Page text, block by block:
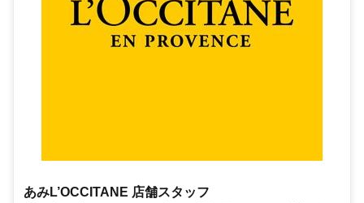
あみL’OCCITANE 店舗スタッフ